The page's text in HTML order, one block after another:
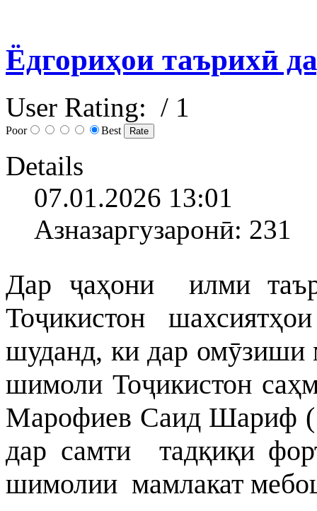
Ёдгориҳои таърихӣ
User Rating: / 1
Poor Best
Details
07.01.2026 13:01
Азназаргузаронӣ: 231
Дар ҷаҳони илми
Тоҷикистон
шуданд, ки дар омӯзиши
шимоли Тоҷикистон
Марофиев Саид Шариф (
дар самти тадқиқи
шимолии мамлакат